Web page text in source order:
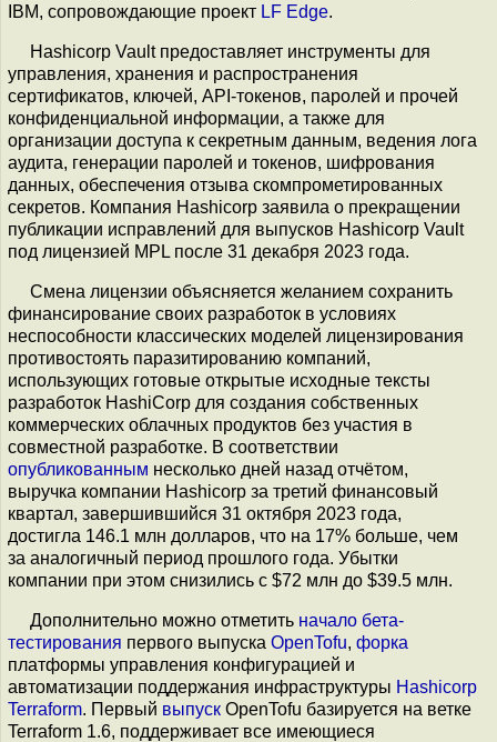
IBM, сопровождающие проект LF Edge.
Hashicorp Vault предоставляет инструменты для
управления, хранения и распространения
сертификатов, ключей, API-токенов, паролей и прочей
конфиденциальной информации, а также для
организации доступа к секретным данным, ведения лога
аудита, генерации паролей и токенов, шифрования
данных, обеспечения отзыва скомпрометированных
секретов. Компания Hashicorp заявила о прекращении
публикации исправлений для выпусков Hashicorp Vault
под лицензией MPL после 31 декабря 2023 года.
Cмена лицензии объясняется желанием сохранить
финансирование своих разработок в условиях
неспособности классических моделей лицензирования
противостоять паразитированию компаний,
использующих готовые открытые исходные тексты
разработок HashiCorp для создания собственных
коммерческих облачных продуктов без участия в
совместной разработке. В соответствии
опубликованным несколько дней назад отчётом,
выручка компании Hashicorp за третий финансовый
квартал, завершившийся 31 октября 2023 года,
достигла 146.1 млн долларов, что на 17% больше, чем
за аналогичный период прошлого года. Убытки
компании при этом снизились с $72 млн до $39.5 млн.
Дополнительно можно отметить начало бета-
тестирования первого выпуска OpenTofu, форка
платформы управления конфигурацией и
автоматизации поддержания инфраструктуры Hashicorp
Terraform. Первый выпуск OpenTofu базируется на ветке
Terraform 1.6, поддерживает все имеющиеся